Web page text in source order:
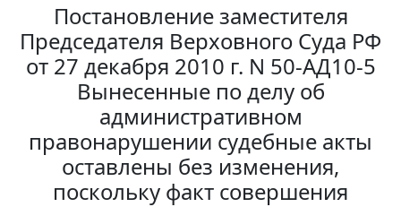
Постановление заместителя
Председателя Верховного Суда РФ
от 27 декабря 2010 г. N 50-АД10-5
Вынесенные по делу об
административном
правонарушении судебные акты
оставлены без изменения,
поскольку факт совершения